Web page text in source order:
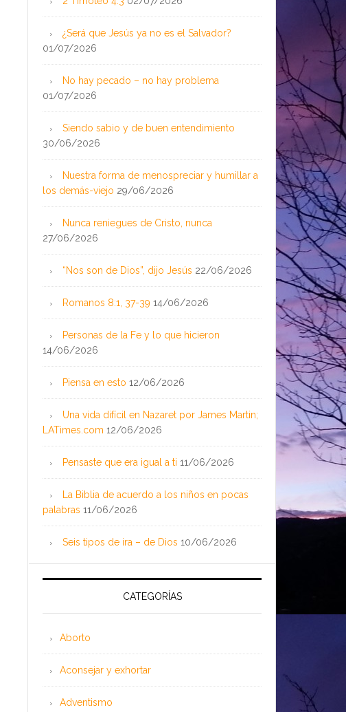
¿Será que Jesús ya no es el Salvador?
01/07/2026
No hay pecado – no hay problema
01/07/2026
Siendo sabio y de buen entendimiento
30/06/2026
Nuestra forma de menospreciar y humillar a
los demás-viejo 29/06/2026
Nunca reniegues de Cristo, nunca
27/06/2026
“Nos son de Dios”, dijo Jesús 22/06/2026
Romanos 8:1, 37-39 14/06/2026
Personas de la Fe y lo que hicieron
14/06/2026
Piensa en esto 12/06/2026
Una vida difícil en Nazaret por James Martin;
LATimes.com 12/06/2026
Pensaste que era igual a ti 11/06/2026
La Biblia de acuerdo a los niños en pocas
palabras 11/06/2026
Seis tipos de ira – de Dios 10/06/2026
CATEGORÍAS
Aborto
Aconsejar y exhortar
Adventismo